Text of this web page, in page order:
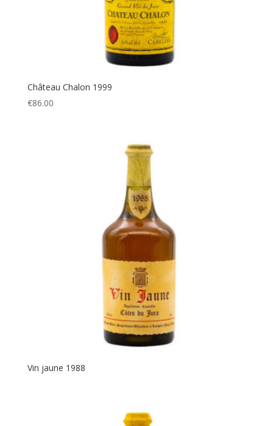
Château Chalon 1999
€86.00
Vin jaune 1988